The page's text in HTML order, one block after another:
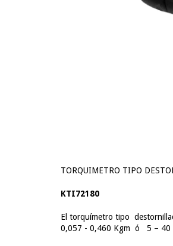
TORQUIMETRO TIPO
KTI72180
El torquímetro tipo
0,057 - 0,460 Kgm ó 5 – 40